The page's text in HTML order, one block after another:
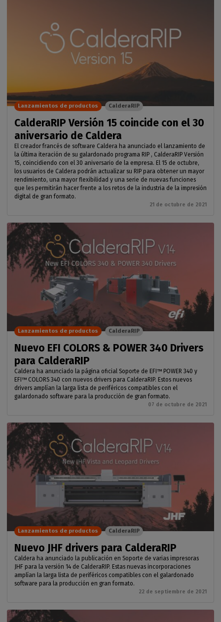
CalderaRIP Versión 15 coincide con el 30
aniversario de Caldera
El creador francés de software Caldera ha anunciado el lanzamiento de
la última iteración de su galardonado programa RIP , CalderaRIP Versión
15, coincidiendo con el 30 aniversario de la empresa. El 15 de octubre,
los usuarios de Caldera podrán actualizar su RIP para obtener un mayor
rendimiento, una mayor flexibilidad y una serie de nuevas funciones
que les permitirán hacer frente a los retos de la industria de la impresión
digital de gran formato.
21 de octubre de 2021
Lanzamientos de productos CalderaRIP
Nuevo EFI COLORS & POWER 340 Drivers
para CalderaRIP
Caldera ha anunciado la página oficial Soporte de EFI™ POWER 340 y
EFI™ COLORS 340 con nuevos drivers para CalderaRIP. Estos nuevos
drivers amplían la larga lista de periféricos compatibles con el
galardonado software para la producción de gran formato.
07 de octubre de 2021
Lanzamientos de productos CalderaRIP
Nuevo JHF drivers para CalderaRIP
Caldera ha anunciado la publicación en Soporte de varias impresoras
JHF para la versión 14 de CalderaRIP. Estas nuevas incorporaciones
amplían la larga lista de periféricos compatibles con el galardonado
software para la producción en gran formato.
22 de septiembre de 2021
Lanzamientos de productos CalderaRIP